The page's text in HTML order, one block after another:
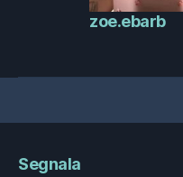
zoe.ebarb
Segnala